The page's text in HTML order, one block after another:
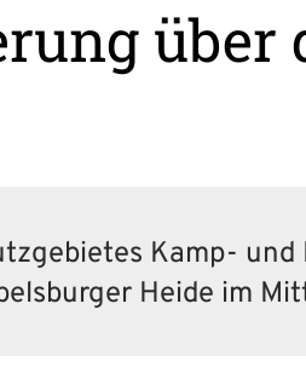
über
Kamp-
Heide im